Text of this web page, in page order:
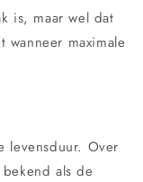
is, maar wel dat
wanneer maximale
levensduur. Over
als de